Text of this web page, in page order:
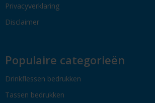
Privacyverklaring
Disclaimer
Populaire categorieën
Drinkflessen bedrukken
Tassen bedrukken